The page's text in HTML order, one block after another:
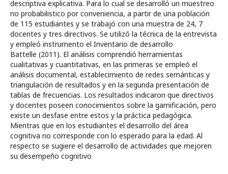
descriptiva explicativa. Para lo cual se desarrolló un muestreo
no probabilistico por conveniencia, a partir de una población
de 115 estudiantes y se trabajó con una muestra de 24, 7
docentes y tres directivos. Se utilizó la técnica de la entrevista
y empleó instrumento el Inventario de desarrollo
Battelle (2011). El análisis comprendió herramientas
cualitativas y cuantitativas, en las primeras se empleó el
análisis documental, establecimiento de redes semánticas y
triangulación de resultados y en la segunda presentación de
tablas de frecuencias. Los resultados indicaron que directivos
y docentes poseen conocimientos sobre la gamificación, pero
existe un desfase entre estos y la práctica pedagógica.
Mientras que en los estudiantes el desarrollo del área
cognitiva no corresponde con lo esperado para la edad. Al
respecto se sugiere el desarrollo de actividades que mejoren
su desempeño cognitivo